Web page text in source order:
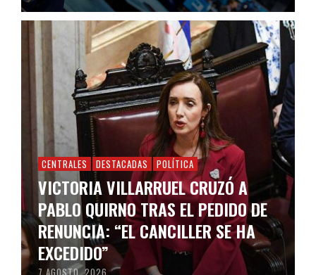
CENTRALES DESTACADAS POLÍTICA
VICTORIA VILLARRUEL CRUZÓ A
PABLO QUIRNO TRAS EL PEDIDO DE
RENUNCIA: “EL CANCILLER SE HA
EXCEDIDO”